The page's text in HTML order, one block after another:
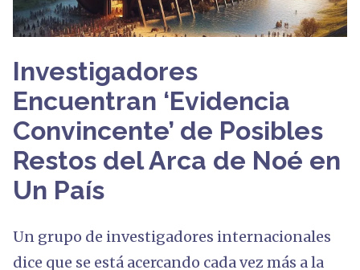
Investigadores
Encuentran ‘Evidencia
Convincente’ de Posibles
Restos del Arca de Noé en
Un País
Un grupo de investigadores internacionales
dice que se está acercando cada vez más a la